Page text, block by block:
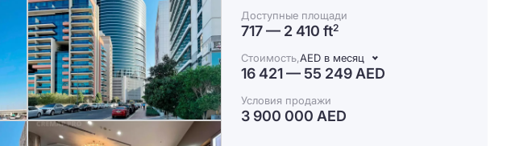
Доступные площади
717 — 2 410 ft2
Стоимость,AED в месяц
16 421 — 55 249 AED
Условия продажи
3 900 000 AED